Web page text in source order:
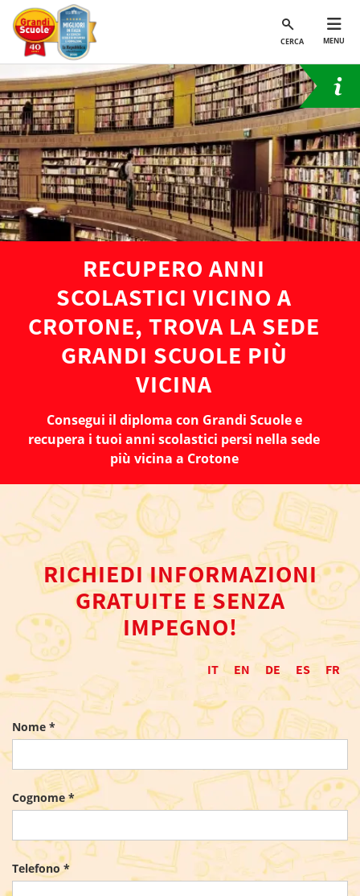
CERCA MENU
RECUPERO ANNI
SCOLASTICI VICINO A
CROTONE, TROVA LA SEDE
GRANDI SCUOLE PIÙ
VICINA
Consegui il diploma con Grandi Scuole e
recupera i tuoi anni scolastici persi nella sede
più vicina a Crotone
RICHIEDI INFORMAZIONI
GRATUITE E SENZA
IMPEGNO!
IT EN DE ES FR
Nome *
Cognome *
Telefono *